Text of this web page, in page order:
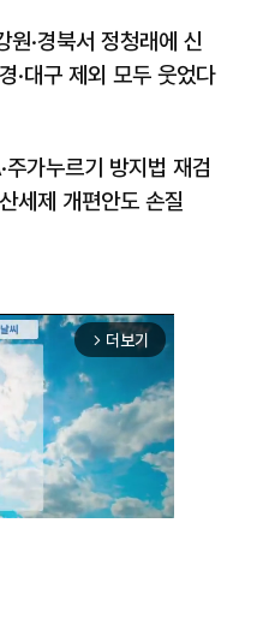
원·경북서 정청래에 신
·대구 제외 모두 웃었다
주가누르기 방지법 재검
세제 개편안도 손질
arrow_forward_ios 더보기